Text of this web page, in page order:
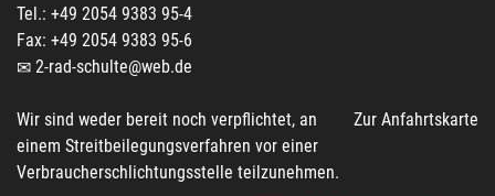
Tel.: +49 2054 9383 95-4
Fax: +49 2054 9383 95-6
2-rad-schulte@web.de
Zur Anfahrtskarte
Wir sind weder bereit noch verpflichtet, an
einem Streitbeilegungsverfahren vor einer
Verbraucherschlichtungsstelle teilzunehmen.